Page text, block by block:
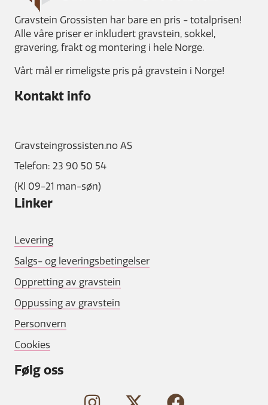
Gravstein Grossisten har bare en pris - totalprisen!
Alle våre priser er inkludert gravstein, sokkel,
gravering, frakt og montering i hele Norge.
Vårt mål er rimeligste pris på gravstein i Norge!
Kontakt info
Gravsteingrossisten.no AS
Telefon: 23 90 50 54
(Kl 09-21 man-søn)
Linker
Levering
Salgs- og leveringsbetingelser
Oppretting av gravstein
Oppussing av gravstein
Personvern
Cookies
Følg oss